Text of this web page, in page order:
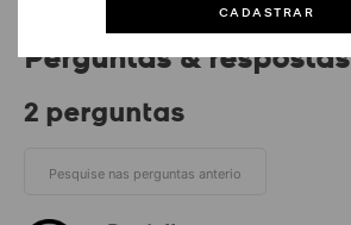
CADASTRAR
Perguntas & respostas
2 perguntas